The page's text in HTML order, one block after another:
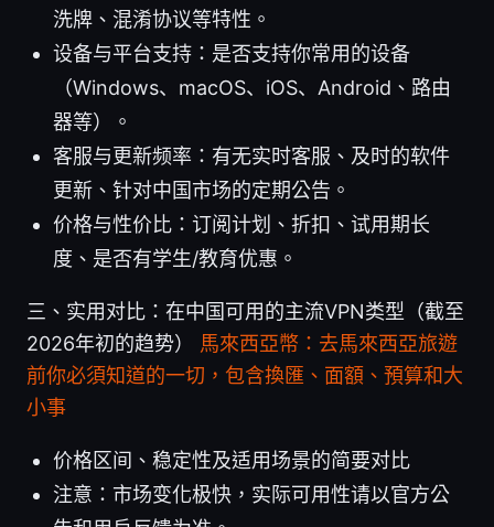
洗牌、混淆协议等特性。
设备与平台支持：是否支持你常用的设备
（Windows、macOS、iOS、Android、路由
器等）。
客服与更新频率：有无实时客服、及时的软件
更新、针对中国市场的定期公告。
价格与性价比：订阅计划、折扣、试用期长
度、是否有学生/教育优惠。
三、实用对比：在中国可用的主流VPN类型（截至
2026年初的趋势） 馬來西亞幣：去馬來西亞旅遊
前你必須知道的一切，包含換匯、面額、預算和大
小事
价格区间、稳定性及适用场景的简要对比
注意：市场变化极快，实际可用性请以官方公